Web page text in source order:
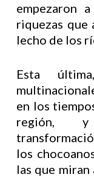
empezaron
riquezas que
lecho de los
Esta
en los
región, y
los
las que